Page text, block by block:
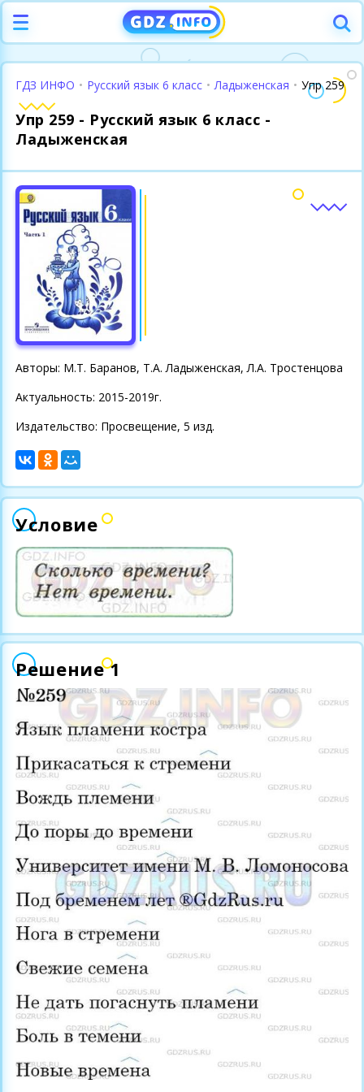
ГДЗ ИНФО • Русский язык 6 класс • Ладыженская • Упр 259
Упр 259 - Русский язык 6 класс -
Ладыженская
Авторы: М.Т. Баранов, Т.А. Ладыженская, Л.А. Тростенцова
Актуальность: 2015-2019г.
Издательство: Просвещение, 5 изд.
Условие
Решение 1